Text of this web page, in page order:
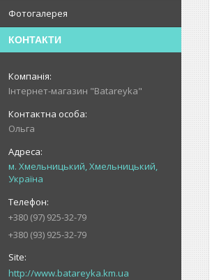
Фотогалерея
КОНТАКТИ
Інтернет-магазин "Batareyka"
Ольга
м. Хмельницький, Хмельницький,
Україна
+380 (97) 925-32-79
+380 (93) 925-32-79
http://www.batareyka.km.ua